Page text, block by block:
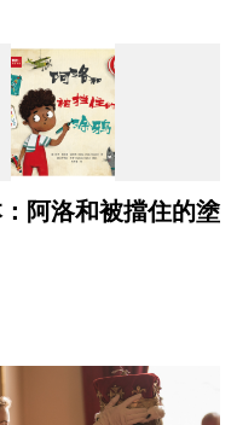
阿洛和被擋住的塗